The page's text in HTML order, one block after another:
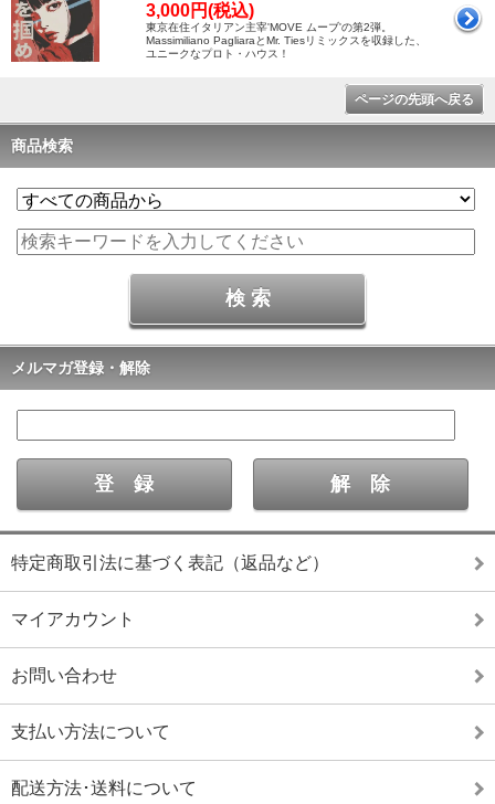
3,000円(税込)
東京在住イタリアン主宰'MOVE ムーブ'の第2弾。
Massimiliano PagliaraとMr. Tiesリミックスを収録した、
ユニークなプロト・ハウス！
ページの先頭へ戻る
商品検索
メルマガ登録・解除
特定商取引法に基づく表記（返品など）
マイアカウント
お問い合わせ
支払い方法について
配送方法･送料について